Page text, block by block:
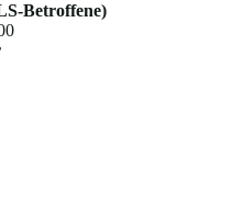
Betroffene)